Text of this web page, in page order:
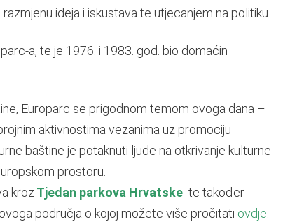
ideja i iskustava te utjecanjem na politiku.
a, te je 1976. i 1983. god. bio domaćin
Europarc se prigodnom temom ovoga dana –
aktivnostima vezanima uz promociju
baštine je potaknuti ljude na otkrivanje kulturne
prostoru.
kroz Tjedan parkova Hrvatskete također
područja o kojoj možete više pročitati ovdje.